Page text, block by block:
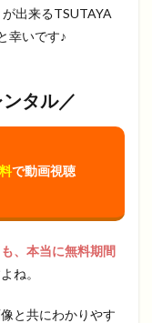
出来るTSUTAYA
幸いです♪
タル／
で動画視聴
、本当に無料期間
ね。
と共にわかりやす